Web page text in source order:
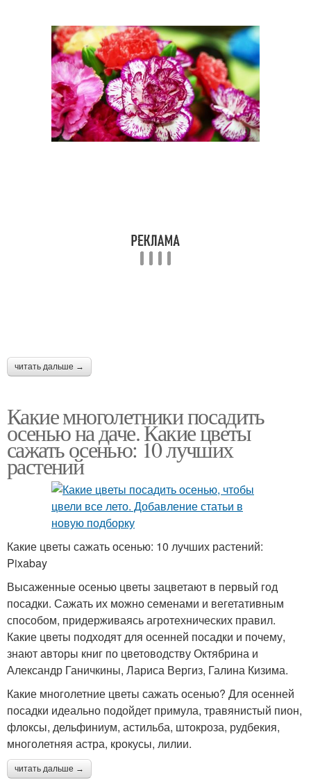
читать дальше →
Какие многолетники посадить
осенью на даче. Какие цветы
сажать осенью: 10 лучших
растений
Какие цветы сажать осенью: 10 лучших растений:
Pixabay
Высаженные осенью цветы зацветают в первый год
посадки. Сажать их можно семенами и вегетативным
способом, придерживаясь агротехнических правил.
Какие цветы подходят для осенней посадки и почему,
знают авторы книг по цветоводству Октябрина и
Александр Ганичкины, Лариса Вергиз, Галина Кизима.
Какие многолетние цветы сажать осенью? Для осенней
посадки идеально подойдет примула, травянистый пион,
флоксы, дельфиниум, астильба, штокроза, рудбекия,
многолетняя астра, крокусы, лилии.
читать дальше →